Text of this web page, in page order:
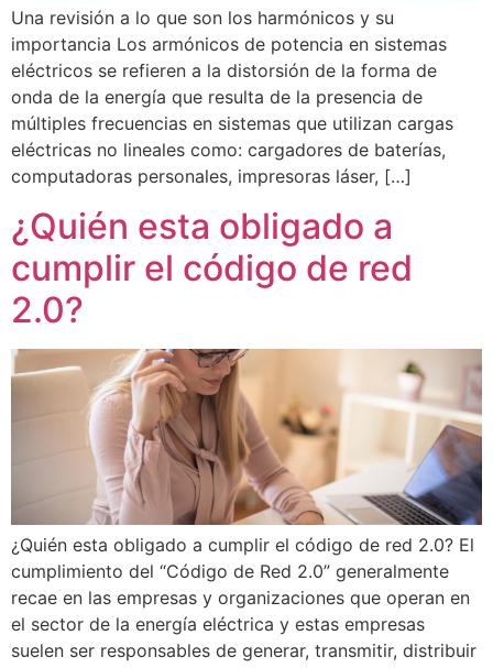
Una revisión a lo que son los harmónicos y su
importancia Los armónicos de potencia en sistemas
eléctricos se refieren a la distorsión de la forma de
onda de la energía que resulta de la presencia de
múltiples frecuencias en sistemas que utilizan cargas
eléctricas no lineales como: cargadores de baterías,
computadoras personales, impresoras láser, […]
¿Quién esta obligado a
cumplir el código de red
2.0?
¿Quién esta obligado a cumplir el código de red 2.0? El
cumplimiento del “Código de Red 2.0” generalmente
recae en las empresas y organizaciones que operan en
el sector de la energía eléctrica y estas empresas
suelen ser responsables de generar, transmitir, distribuir